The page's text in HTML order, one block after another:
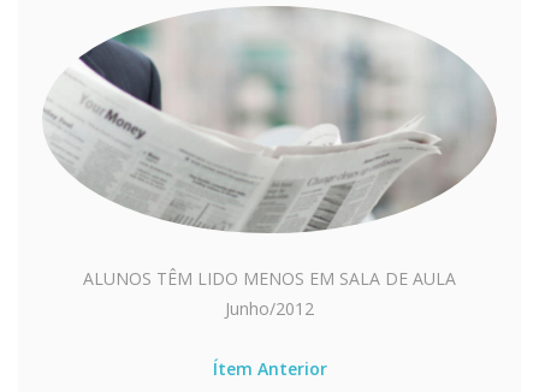
ALUNOS TÊM LIDO MENOS EM SALA DE AULA
Junho/2012
Ítem Anterior